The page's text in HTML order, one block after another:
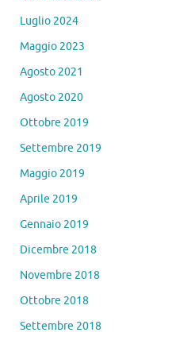
Luglio 2024
Maggio 2023
Agosto 2021
Agosto 2020
Ottobre 2019
Settembre 2019
Maggio 2019
Aprile 2019
Gennaio 2019
Dicembre 2018
Novembre 2018
Ottobre 2018
Settembre 2018